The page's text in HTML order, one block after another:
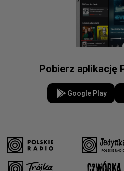
Pobierz aplikację
Google Play